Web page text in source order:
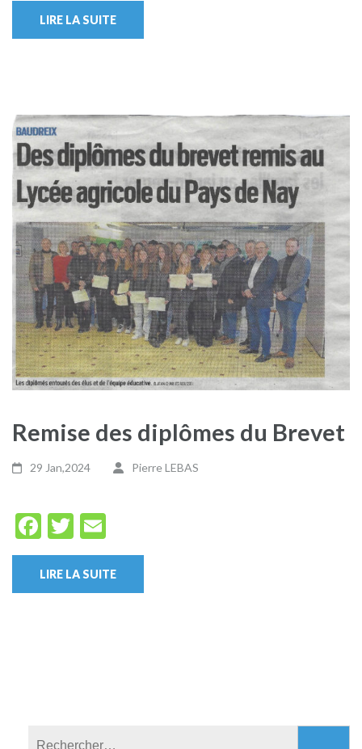
LIRE LA SUITE
Remise des diplômes du Brevet
29 Jan,2024 Pierre LEBAS
Facebook
Twitter
LIRE LA SUITE